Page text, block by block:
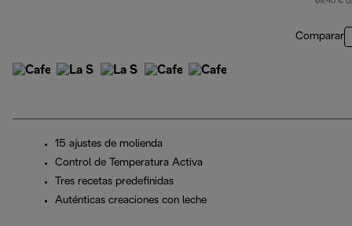
69,40 €
Comparar
15 ajustes de molienda
Control de Temperatura Activa
Tres recetas predefinidas
Auténticas creaciones con leche